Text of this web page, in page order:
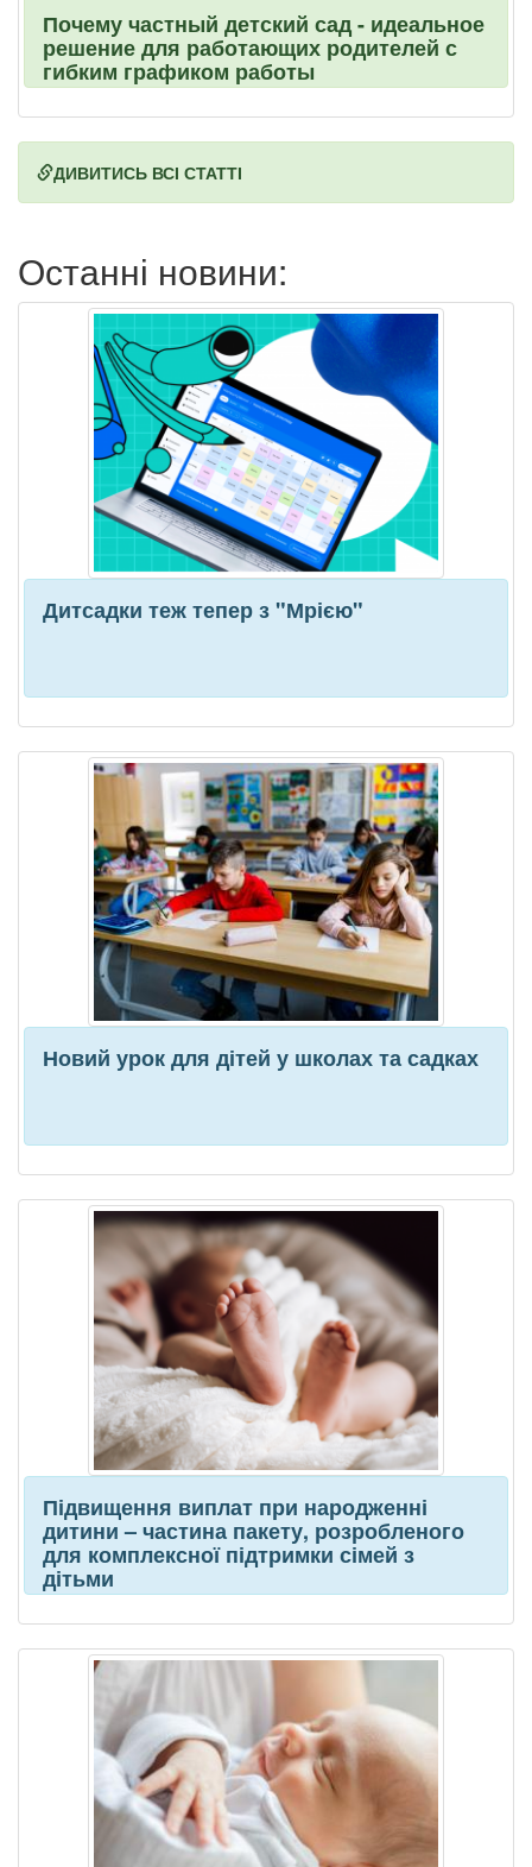
Почему частный детский сад - идеальное
решение для работающих родителей с
гибким графиком работы
ДИВИТИСЬ ВСІ СТАТТІ
Останні новини:
Дитсадки теж тепер з "Мрією"
Новий урок для дітей у школах та садках
Підвищення виплат при народженні
дитини – частина пакету, розробленого
для комплексної підтримки сімей з
дітьми